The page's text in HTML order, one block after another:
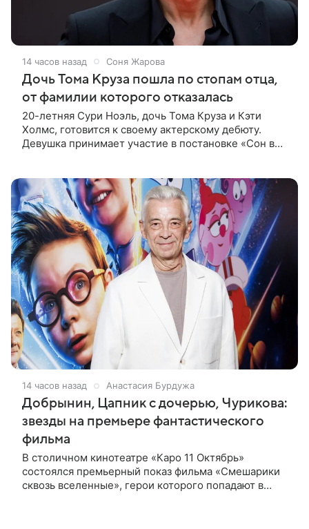
14 часов назад Соня Жарова
Дочь Тома Круза пошла по стопам отца,
от фамилии которого отказалась
20-летняя Сури Ноэль, дочь Тома Круза и Кэти
Холмс, готовится к своему актерскому дебюту.
Девушка принимает участие в постановке «Сон в
14 часов назад Анастасия Бурдужа
Добрынин, Цапник с дочерью, Чурикова:
звезды на премьере фантастического
фильма
В столичном кинотеатре «Каро 11 Октябрь»
состоялся премьерный показ фильма «Смешарики
сквозь вселенные», герои которого попадают в